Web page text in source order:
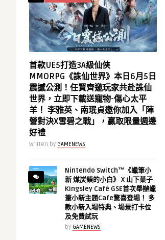
首款UE5打造3A級仙俠
MMORPG《誅仙世界》本日6月5日
震撼公測！任賢齊邀玩家共赴誅仙
世界，立即下載送寵物-傷心太平
羊！ 李雅英、南珉貞邀你加入「陣
營對決X雪碧之戰」，贏取限量週邊
好禮
Written by GAMENEWS
Nintendo Switch™《蠟筆小
新 煤炭鎮的小白》 X 山下菓子
Kingsley Café GSE首次舉辦蠟
筆小新主題Cafe驚喜登場！ 多
款小新入場特典、場景打卡位
及免費試玩
by GAMENEWS